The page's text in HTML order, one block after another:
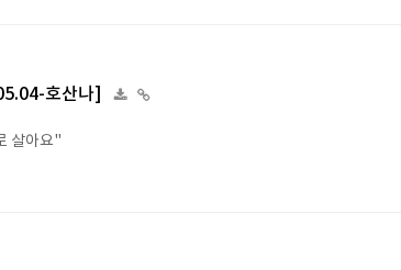
호산나]
살아요"